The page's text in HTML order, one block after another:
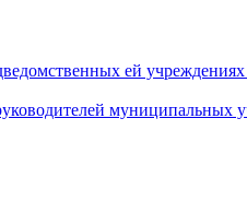
ей
муниципальных